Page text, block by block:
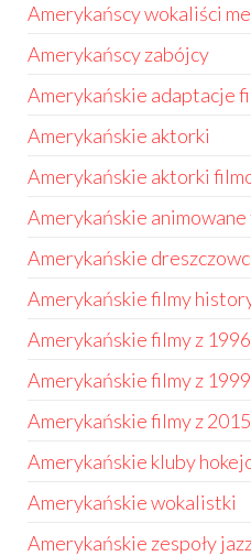
Amerykańscy wokaliści
Amerykańscy zabójcy
Amerykańskie adaptacje
Amerykańskie aktorki
Amerykańskie aktorki
Amerykańskie
Amerykańskie
Amerykańskie filmy
Amerykańskie filmy z
Amerykańskie filmy z
Amerykańskie filmy z
Amerykańskie kluby
Amerykańskie wokalistki
Amerykańskie zespoły